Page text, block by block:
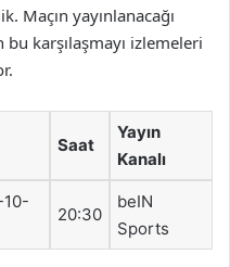
Maçın yayınlanacağı
karşılaşmayı izlemeleri
Saat
Yayın
Kanalı
20:30
beIN
Sports